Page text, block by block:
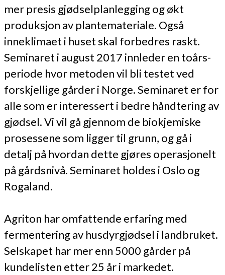
mer presis gjødselplanlegging og økt
produksjon av plantemateriale. Også
inneklimaet i huset skal forbedres raskt.
Seminaret i august 2017 innleder en toårs-
periode hvor metoden vil bli testet ved
forskjellige gårder i Norge. Seminaret er for
alle som er interessert i bedre håndtering av
gjødsel. Vi vil gå gjennom de biokjemiske
prosessene som ligger til grunn, og gå i
detalj på hvordan dette gjøres operasjonelt
på gårdsnivå. Seminaret holdes i Oslo og
Rogaland.
Agriton har omfattende erfaring med
fermentering av husdyrgjødsel i landbruket.
Selskapet har mer enn 5000 gårder på
kundelisten etter 25 år i markedet.